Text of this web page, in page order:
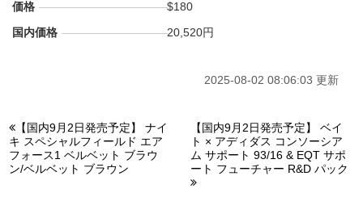
価格
$180
国内価格
20,520円
2025-08-02 08:06:03 更新
【国内9月2日発売予定】 ナイ
キ スペシャルフィールド エア
フォース1 ベルベット ブラウ
ン/ベルベット ブラウン
【国内9月2日発売予定】 ベイ
ト × アディダス コンソーシア
ム サポート 93/16 & EQT サポ
ート フューチャー R&D パック